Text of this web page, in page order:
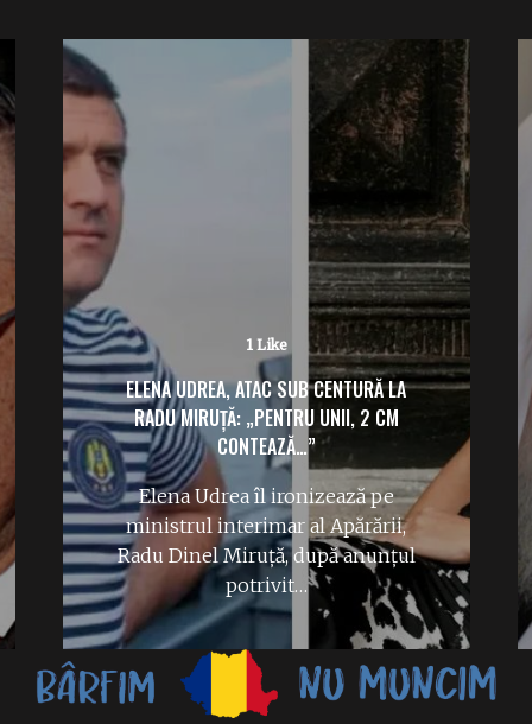
1 Like
ELENA UDREA, ATAC SUB CENTURĂ LA
RADU MIRUȚĂ: „PENTRU UNII, 2 CM
CONTEAZĂ…”
Elena Udrea îl ironizează pe
ministrul interimar al Apărării,
Radu Dinel Miruță, după anunțul
potrivit…